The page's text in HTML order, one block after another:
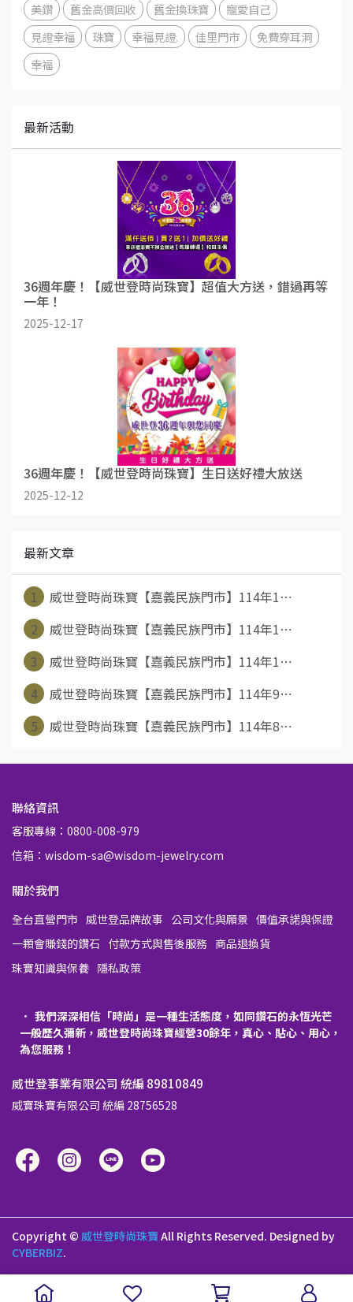
美鑽
舊金高價回收 舊金換珠寶
寵愛自己
見證幸福
珠寶 幸福見證. 佳里門市
免費穿耳洞
幸福
最新活動
36週年慶！【威世登時尚珠寶】超值大方送，錯過再等
一年！
2025-12-17
36週年慶！【威世登時尚珠寶】生日送好禮大放送
2025-12-12
最新文章
1
威世登時尚珠寶【嘉義民族門市】114年1⋯
2
威世登時尚珠寶【嘉義民族門市】114年1⋯
3
威世登時尚珠寶【嘉義民族門市】114年1⋯
4
威世登時尚珠寶【嘉義民族門市】114年9⋯
5
威世登時尚珠寶【嘉義民族門市】114年8⋯
聯絡資訊
客服專線：0800-008-979
信箱：wisdom-sa@wisdom-jewelry.com
關於我們
全台直營門市 威世登品牌故事 公司文化與願景 價值承諾與保證
一顆會賺錢的鑽石 付款方式與售後服務 商品退換貨
珠寶知識與保養 隱私政策
我們深深相信「時尚」是一種生活態度，如同鑽石的永恆光芒
一般歷久彌新，威世登時尚珠寶經營30餘年，真心、貼心、用心，
為您服務！
威世登事業有限公司 統編 89810849
威寶珠寶有限公司 統編 28756528
Copyright © 威世登時尚珠寶 All Rights Reserved. Designed by
CYBERBIZ.